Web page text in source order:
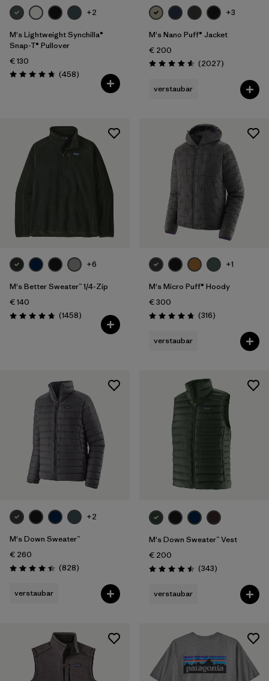
+2
M's Lightweight Synchilla®
Snap-T® Pullover
€ 130
Bewertung: 4.7 / 5
(458Rezensionen
)
+3
M's Nano Puff® Jacket
€ 200
Bewertung: 4.6 / 5
(2027Rezensionen
)
verstaubar
+6
M's Better Sweater™ 1/4-Zip
€ 140
Bewertung: 4.8 / 5
(1458Rezensionen
)
+1
M's Micro Puff® Hoody
€ 300
Bewertung: 4.7 / 5
(316Rezensionen
)
verstaubar
+2
M's Down Sweater™
€ 260
Bewertung: 4.4 / 5
(828Rezensionen
)
verstaubar
M's Down Sweater™ Vest
€ 200
Bewertung: 4.5 / 5
(343Rezensionen
)
verstaubar